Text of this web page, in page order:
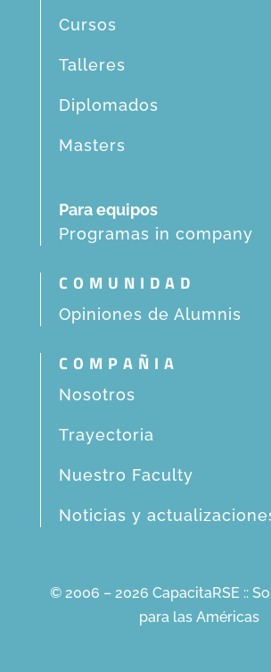
Cursos
Talleres
Diplomados
Masters
Para equipos
Programas in company
COMUNIDAD
Opiniones de Alumnis
COMPAÑIA
Nosotros
Trayectoria
Nuestro Faculty
Noticias y
© 2006 – 2026 CapacitaRSE ::
para las Américas